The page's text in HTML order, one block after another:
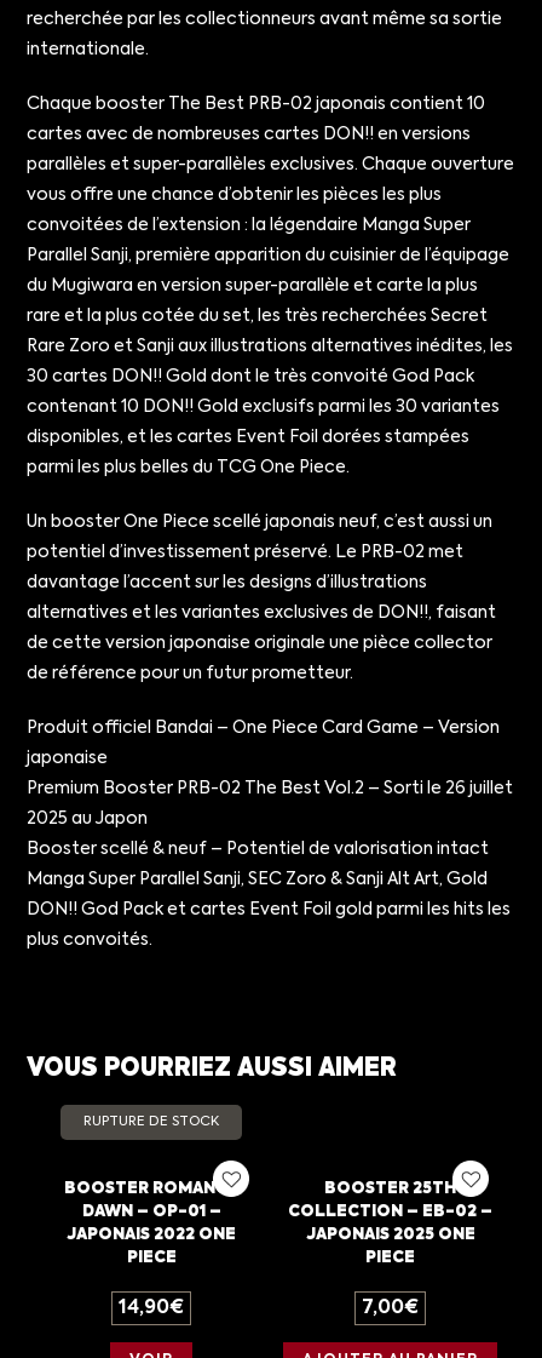
recherchée par les collectionneurs avant même sa sortie
internationale.
Chaque booster The Best PRB-02 japonais contient 10
cartes avec de nombreuses cartes DON!! en versions
parallèles et super-parallèles exclusives. Chaque ouverture
vous offre une chance d’obtenir les pièces les plus
convoitées de l’extension : la légendaire Manga Super
Parallel Sanji, première apparition du cuisinier de l’équipage
du Mugiwara en version super-parallèle et carte la plus
rare et la plus cotée du set, les très recherchées Secret
Rare Zoro et Sanji aux illustrations alternatives inédites, les
30 cartes DON!! Gold dont le très convoité God Pack
contenant 10 DON!! Gold exclusifs parmi les 30 variantes
disponibles, et les cartes Event Foil dorées stampées
parmi les plus belles du TCG One Piece.
Un booster One Piece scellé japonais neuf, c’est aussi un
potentiel d’investissement préservé. Le PRB-02 met
davantage l’accent sur les designs d’illustrations
alternatives et les variantes exclusives de DON!!, faisant
de cette version japonaise originale une pièce collector
de référence pour un futur prometteur.
Produit officiel Bandai – One Piece Card Game – Version
japonaise
Premium Booster PRB-02 The Best Vol.2 – Sorti le 26 juillet
2025 au Japon
Booster scellé & neuf – Potentiel de valorisation intact
Manga Super Parallel Sanji, SEC Zoro & Sanji Alt Art, Gold
DON!! God Pack et cartes Event Foil gold parmi les hits les
plus convoités.
VOUS POURRIEZ AUSSI AIMER
RUPTURE DE STOCK
BOOSTER ROMANCE
DAWN – OP-01 –
JAPONAIS 2022 ONE
PIECE
14,90€
BOOSTER 25TH
COLLECTION – EB-02 –
JAPONAIS 2025 ONE
PIECE
7,00€